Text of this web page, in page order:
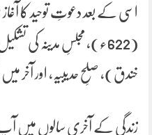
اسی کے بعد دعوتِ توحید کا
(622ء)، مجلسِ مدینہ کی
خندق)، صلحِ حدیبیہ، اور آخر میں
زندگی کے آخری سالوں میں